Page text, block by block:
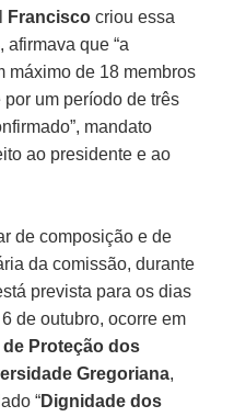
Francisco criou essa
afirmava que “a
máximo de 18 membros
um período de três
mandato
ao presidente e ao
de composição e de
da comissão, durante
prevista para os dias
de outubro, ocorre em
Proteção dos
Gregoriana,
“Dignidade dos